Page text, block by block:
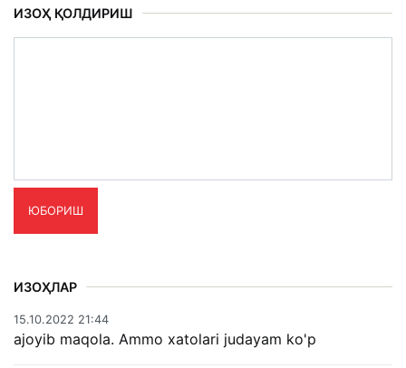
ИЗОҲ ҚОЛДИРИШ
ЮБОРИШ
ИЗОҲЛАР
15.10.2022 21:44
ajoyib maqola. Ammo xatolari judayam ko'p